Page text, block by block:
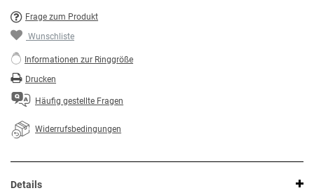
Frage zum Produkt
Wunschliste
Informationen zur Ringgröße
Drucken
Häufig gestellte Fragen
Widerrufsbedingungen
Details